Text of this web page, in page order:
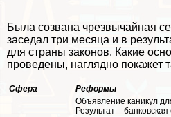
Была созвана чрезвычайная
заседал три месяца и в
для страны законов. Какие
проведены, наглядно покажет
Сфера Реформы
Объявление каникул
Результат –